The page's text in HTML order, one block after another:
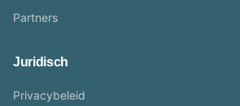
Partners
Juridisch
Privacybeleid